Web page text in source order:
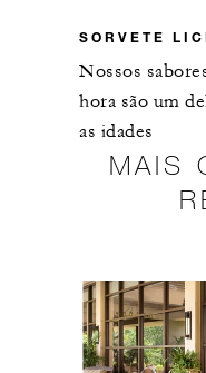
SORVETE
Nossos
hora são um
as idades
MAIS